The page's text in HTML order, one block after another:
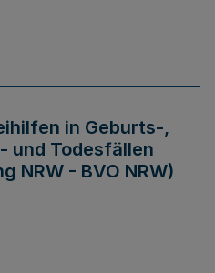
in Geburts-,
und Todesfällen
NRW - BVO NRW)